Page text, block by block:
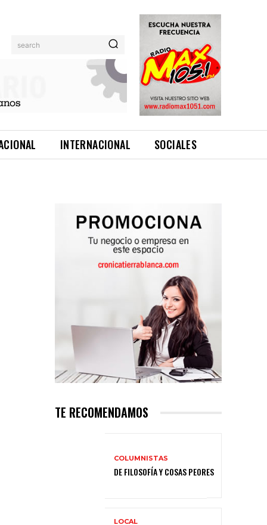
search
INTERNACIONAL SOCIALES
TE RECOMENDAMOS
COLUMNISTAS
DE FILOSOFÍA Y COSAS PEORES
LOCAL